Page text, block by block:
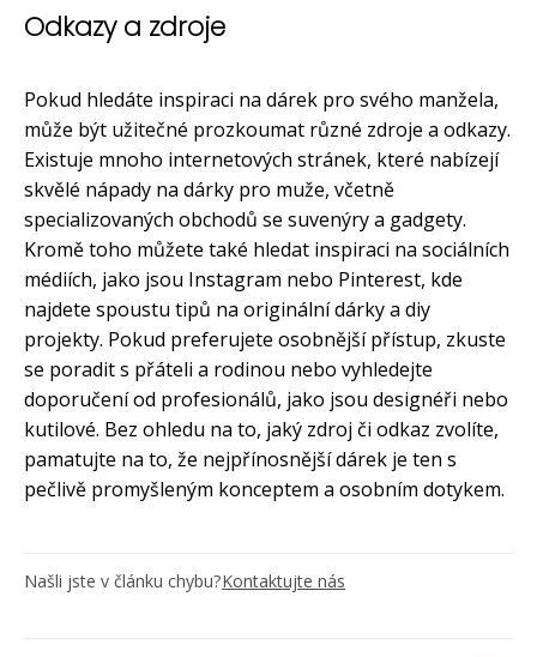
Odkazy a zdroje
Pokud hledáte inspiraci na dárek pro svého manžela,
může být užitečné prozkoumat různé zdroje a odkazy.
Existuje mnoho internetových stránek, které nabízejí
skvělé nápady na dárky pro muže, včetně
specializovaných obchodů se suvenýry a gadgety.
Kromě toho můžete také hledat inspiraci na sociálních
médiích, jako jsou Instagram nebo Pinterest, kde
najdete spoustu tipů na originální dárky a diy
projekty. Pokud preferujete osobnější přístup, zkuste
se poradit s přáteli a rodinou nebo vyhledejte
doporučení od profesionálů, jako jsou designéři nebo
kutilové. Bez ohledu na to, jaký zdroj či odkaz zvolíte,
pamatujte na to, že nejpřínosnější dárek je ten s
pečlivě promyšleným konceptem a osobním dotykem.
Našli jste v článku chybu?Kontaktujte nás